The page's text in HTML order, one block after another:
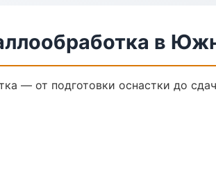
в
— от подготовки оснастки до